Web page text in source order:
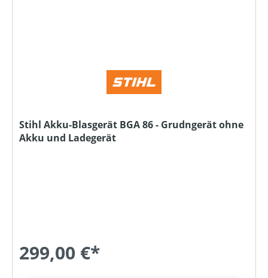
Stihl Akku-Blasgerät BGA 86 - Grudngerät ohne
Akku und Ladegerät
299,00 €*